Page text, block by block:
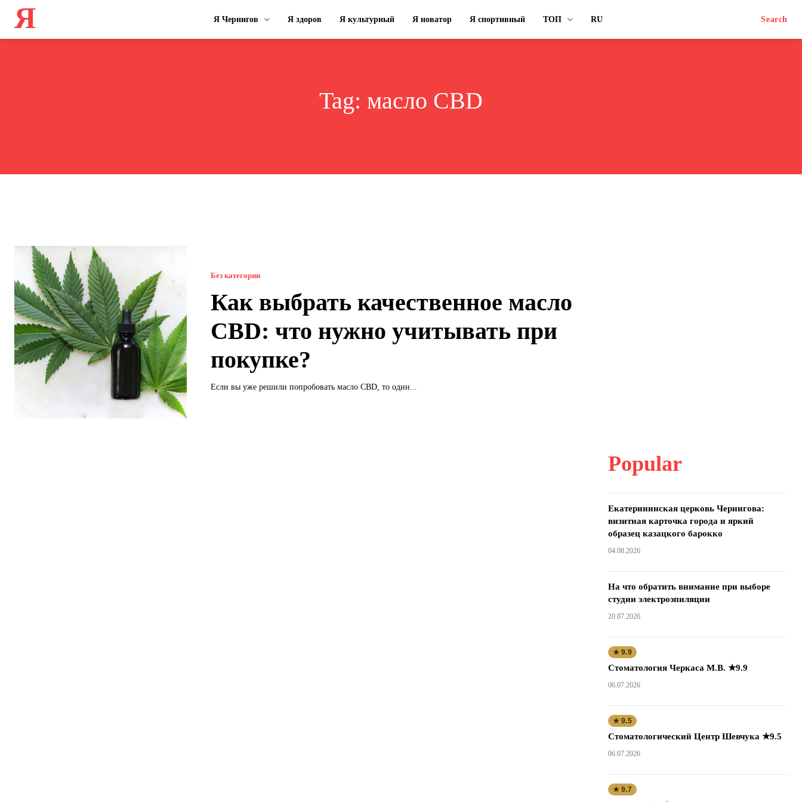
Я Я Чернигов Я здоров Я культурный Я новатор Я спортивный ТОП RU Search
Tag: масло CBD
Без категории
Как выбрать качественное масло
CBD: что нужно учитывать при
покупке?
Если вы уже решили попробовать масло CBD, то один...
Popular
Екатерининская церковь Чернигова:
визитная карточка города и яркий
образец казацкого барокко
04.08.2026
На что обратить внимание при выборе
студии электроэпиляции
20.07.2026
★ 9.9
Стоматология Черкаса М.В. ★9.9
06.07.2026
★ 9.5
Стоматологический Центр Шевчука ★9.5
06.07.2026
★ 9.7